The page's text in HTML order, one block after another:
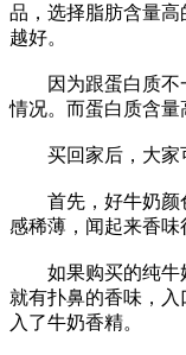
品，选择脂肪含量
越好。
因为跟蛋白质不
情况。而蛋白质含量
买回家后，大家可
首先，好牛奶颜
感稀薄，闻起来香味
如果购买的纯牛
就有扑鼻的香味，
入了牛奶香精。